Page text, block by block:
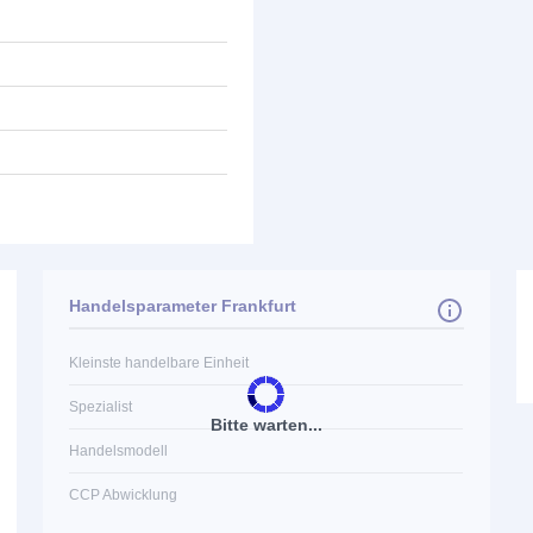
Bitte warten...
Handelsparameter Frankfurt
Kleinste handelbare Einheit
Spezialist
Handelsmodell
CCP Abwicklung